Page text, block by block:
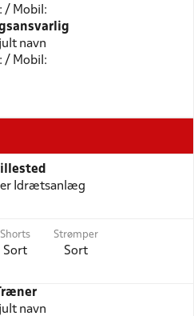
/ Mobil:
navn
/ Mobil:
Idrætsanlæg
Shorts
Sort
Strømper
Sort
navn